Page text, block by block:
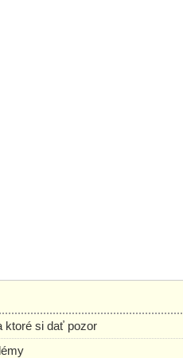
ktoré si dať pozor